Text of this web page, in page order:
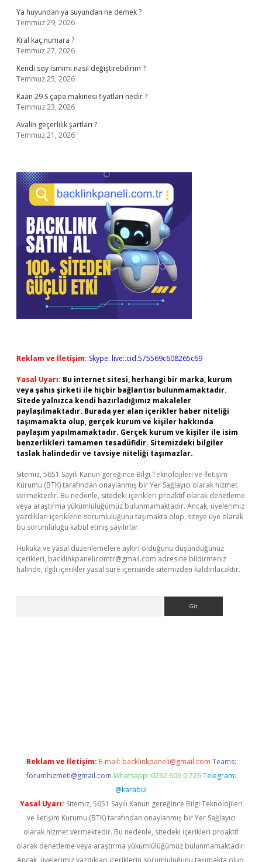
Ya huyundan ya suyundan ne demek ?
Temmuz 29, 2026
Kral kaç numara ?
Temmuz 27, 2026
Kendi soy ismimi nasıl değiştirebilirim ?
Temmuz 25, 2026
Kaan 29 S çapa makinesi fiyatları nedir ?
Temmuz 23, 2026
Avalin geçerlilik şartları ?
Temmuz 21, 2026
Reklam ve İletişim: Skype: live:.cid.575569c608265c69
Yasal Uyarı: Bu internet sitesi, herhangi bir marka, kurum
veya şahıs şirketi ile hiçbir bağlantısı bulunmamaktadır.
Sitede yalnızca kendi hazırladığımız makaleler
paylaşılmaktadır. Burada yer alan içerikler haber niteliği
taşımamakta olup, gerçek kurum ve kişiler hakkında
paylaşım yapılmamaktadır. Gerçek kurum ve kişiler ile isim
benzerlikleri tamamen tesadüfidir. Sitemizdeki bilgiler
taslak halindedir ve tavsiye niteliği taşımazlar.
Sitemiz, 5651 Sayılı Kanun gereğince Bilgi Teknolojileri ve İletişim
Kurumu (BTK) tarafından onaylanmış bir Yer Sağlayıcı olarak hizmet
vermektedir. Bu nedenle, sitedeki içerikleri proaktif olarak denetleme
veya araştırma yükümlülüğümüz bulunmamaktadır. Ancak, üyelerimiz
yazdıkları içeriklerin sorumluluğunu taşımakta olup, siteye üye olarak
bu sorumluluğu kabul etmiş sayılırlar.
Hukuka ve yasal düzenlemelere aykırı olduğunu düşündüğünüz
içerikleri, backlinkpanelicomtr@gmail.com adresine bildirmeniz
halinde, ilgili içerikler yasal süre içerisinde sitemizden kaldırılacaktır.
Reklam ve İletişim: E-mail: backlinkpaneli@gmail.com Teams:
forumhizmeti@gmail.com Whatsapp: 0262 606 0 726 Telegram:
@karabul
Yasal Uyarı: Sitemiz, 5651 Sayılı Kanun gereğince Bilgi Teknolojileri
ve İletişim Kurumu (BTK) tarafından onaylanmış bir Yer Sağlayıcı
olarak hizmet vermektedir. Bu nedenle, sitedeki içerikleri proaktif
olarak denetleme veya araştırma yükümlülüğümüz bulunmamaktadır.
Ancak, üyelerimiz yazdıkları içeriklerin sorumluluğunu taşımakta olup,